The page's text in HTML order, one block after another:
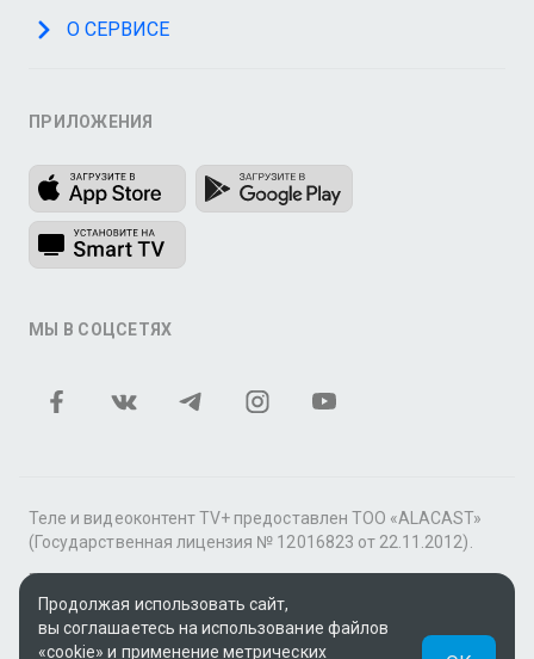
О СЕРВИСЕ
ПРИЛОЖЕНИЯ
МЫ В СОЦСЕТЯХ
Теле и видеоконтент TV+ предоставлен ТОО «ALACAST»
(Государственная лицензия № 12016823 от 22.11.2012).
В рамках услуги «Видео по подписке» для «Пакета
фильмов и сериалов tv+» контент предоставляется
онлайн-кинотеатром MEGOGO.
Продолжая использовать сайт,
вы соглашаетесь на использование файлов
«cookie» и применение метрических